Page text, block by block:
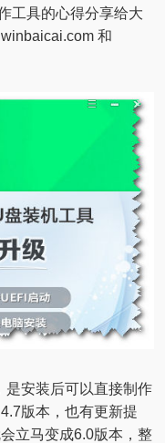
工具的心得分享给大
和
是安装后可以直接制作
版本，也有更新提
立马变成6.0版本，整